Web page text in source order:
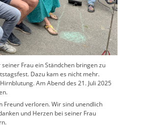
Frau ein Ständchen bringen zu
Dazu kam es nicht mehr.
Am Abend des 21. Juli 2025
Freund verloren. Wir sind unendlich
und Herzen bei seiner Frau